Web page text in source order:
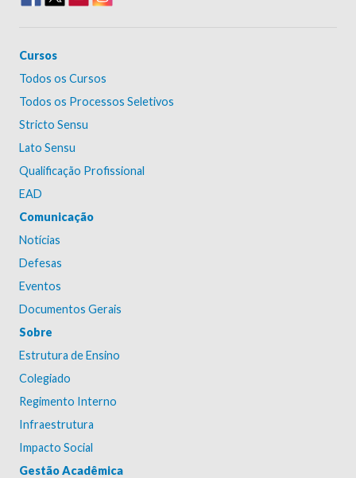
Cursos
Todos os Cursos
Todos os Processos Seletivos
Stricto Sensu
Lato Sensu
Qualificação Profissional
EAD
Comunicação
Notícias
Defesas
Eventos
Documentos Gerais
Sobre
Estrutura de Ensino
Colegiado
Regimento Interno
Infraestrutura
Impacto Social
Gestão Acadêmica